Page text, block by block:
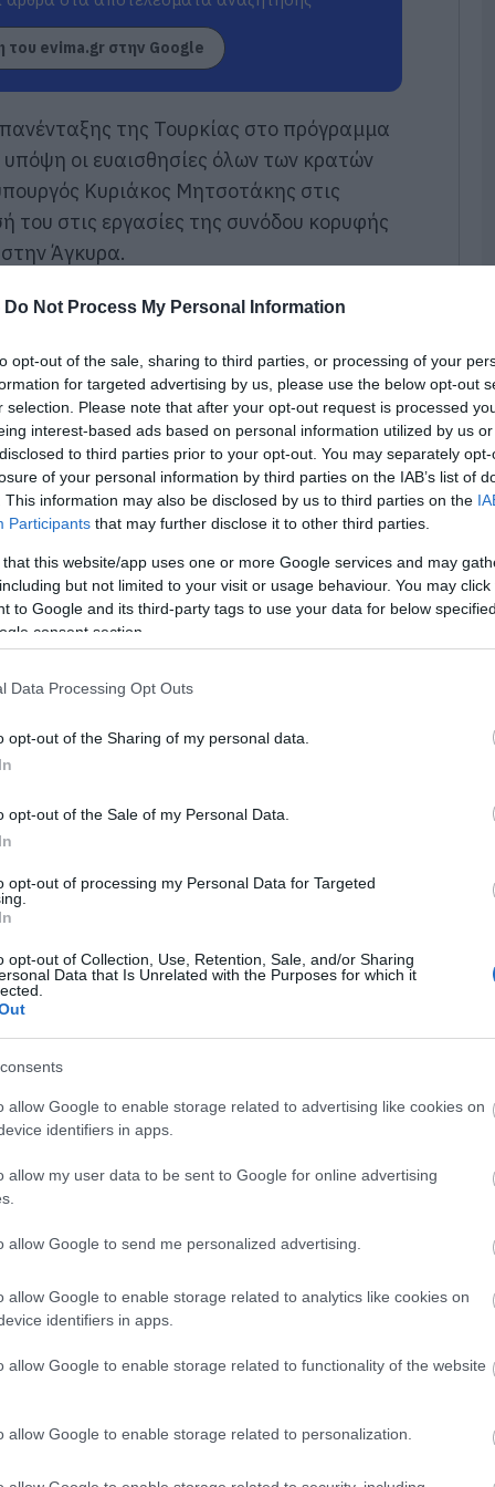
Do Not Process My Personal Information
opt-out of the sale, sharing to third parties, or processing of your
for targeted advertising by us, please use the below opt-out
selection. Please note that after your opt-out request is processed
interest-based ads based on personal information utilized by us
to third parties prior to your opt-out. You may separately
of your personal information by third parties on the IAB’s list of
This information may also be disclosed by us to third parties on the
Participants that may further disclose it to other third parties.
that this website/app uses one or more Google services and may
but not limited to your visit or usage behaviour. You may
to Google and its third-party tags to use your data for below
consent section.
Data Processing Opt Outs
opt-out of the Sharing of my personal data.
opt-out of the Sale of my Personal Data.
opt-out of processing my Personal Data for Targeted
opt-out of Collection, Use, Retention, Sale, and/or Sharing
Data that Is Unrelated with the Purposes for which it
allow Google to enable storage related to advertising like cookies on
identifiers in apps.
allow my user data to be sent to Google for online advertising
allow Google to send me personalized advertising.
allow Google to enable storage related to analytics like cookies on
identifiers in apps.
allow Google to enable storage related to functionality of the website
allow Google to enable storage related to personalization.
του evima.gr στην Google
της Τουρκίας στο πρόγραμμα
οι ευαισθησίες όλων των κρατών
Κυριάκος Μητσοτάκης στις
του στις εργασίες της συνόδου κορυφής
Άγκυρα.
σε μια περίοδο βαθιάς γεωπολιτικής
θα διεξαχθεί με φόντο τον διάλογο για
ο οποίος έχει πολυετή ιστορία. Ήταν ο
πρώτης θητείας του, ο οποίος, με τον
συμμάχους το ζήτημα για την
της ισορροπίας εντός του ΝΑΤΟ, υπέρ μιας
κατανομή των βαρών. Και αυτό πράγματι
ήμουν ένθερμος υποστηρικτής της
αυτονομίας, όχι ανταγωνιστικά προς το
πυλώνα που θα μπορούσε να ενισχύσει τη
στη Χάγη, λάβαμε σημαντικές αποφάσεις
αμυντικές δαπάνες. Είμαι στην
η Ελλάδα, ήδη πληροί τον στόχο του
το τρέχον έτος, πολύ νωρίτερα από ό,τι
τη στιγμή υλοποιούμε ένα πρόγραμμα
μας, ύψους 25 δισεκατομμυρίων ευρώ.
γειτονιά, που αντιμετωπίζει
τη δέσμευσή μας ως προς τις
και σε περιόδους αυστηρής λιτότητας,
χώρες που βρίσκονται στις πρώτες
δαπάνες. Τέλος, όσον αφορά την
να εκφράσω την ελπίδα και την αισιοδοξία
και των Ηνωμένων Πολιτειών θα
να δοθεί χρόνος στη διπλωματία για να
Και σε μια εποχή που το κόστος ζωής
όλες τις ευρωπαϊκές κυβερνήσεις, όλοι
νέα έξαρση των εντάσεων που θα
του πετρελαίου.
της Τουρκίας εντός του ΝΑΤΟ και το
των ΗΠΑ θα επιτρέψει στην Τουρκία να
την ισορροπία στην Ανατολική
Το μόνο που μπορώ να πω είναι ότι
θεμελιώδη αρχή των σχέσεων καλής
αντιμετωπίζει casus belli από την Τουρκία
δικαίωμά μας να επεκτείνουμε τα